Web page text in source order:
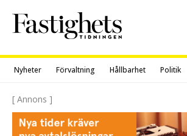
content
Nyheter Förvaltning Hållbarhet Politik
[ Annons ]